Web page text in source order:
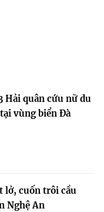
Hải quân cứu nữ du
vùng biển Đà
lở, cuốn trôi cầu
Nghệ An